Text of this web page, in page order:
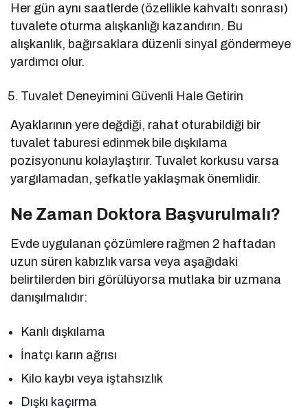
Her gün aynı saatlerde (özellikle kahvaltı sonrası)
tuvalete oturma alışkanlığı kazandırın. Bu
alışkanlık, bağırsaklara düzenli sinyal göndermeye
yardımcı olur.
Tuvalet Deneyimini Güvenli Hale Getirin
Ayaklarının yere değdiği, rahat oturabildiği bir
tuvalet taburesi edinmek bile dışkılama
pozisyonunu kolaylaştırır. Tuvalet korkusu varsa
yargılamadan, şefkatle yaklaşmak önemlidir.
Ne Zaman Doktora Başvurulmalı?
Evde uygulanan çözümlere rağmen 2 haftadan
uzun süren kabızlık varsa veya aşağıdaki
belirtilerden biri görülüyorsa mutlaka bir uzmana
danışılmalıdır:
Kanlı dışkılama
İnatçı karın ağrısı
Kilo kaybı veya iştahsızlık
Dışkı kaçırma